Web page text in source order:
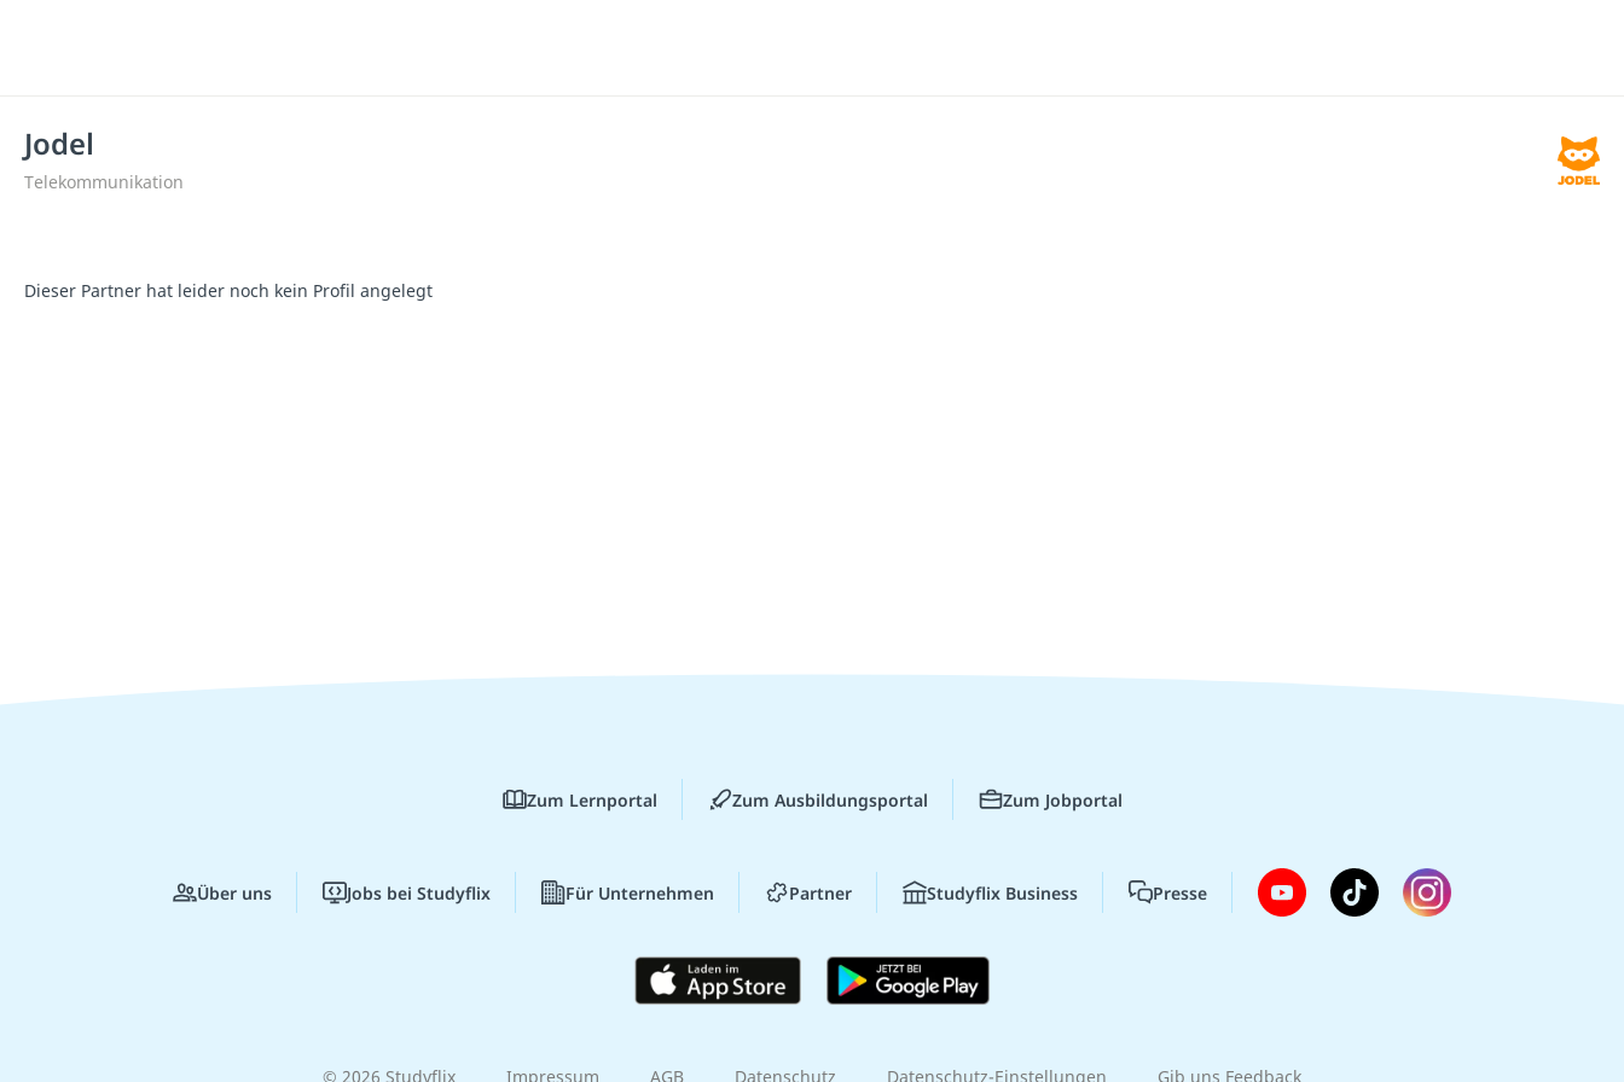
Jodel
Telekommunikation
Dieser Partner hat leider noch kein Profil angelegt
Zum Lernportal Zum Ausbildungsportal Zum Jobportal
Über uns Jobs bei Studyflix Für Unternehmen Partner Studyflix Business Presse
© 2026 Studyflix Impressum AGB Datenschutz Datenschutz-Einstellungen Gib uns Feedback